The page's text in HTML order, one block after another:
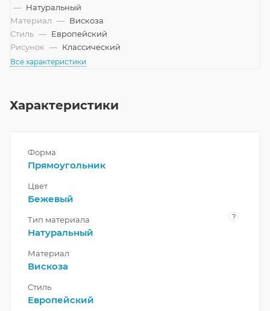
— Натуральный
Материал — Вискоза
Стиль — Европейский
Рисунок — Классический
Все характеристики
Характеристики
Форма
Прямоугольник
Цвет
Бежевый
Тип материала ?
Натуральный
Материал
Вискоза
Стиль
Европейский